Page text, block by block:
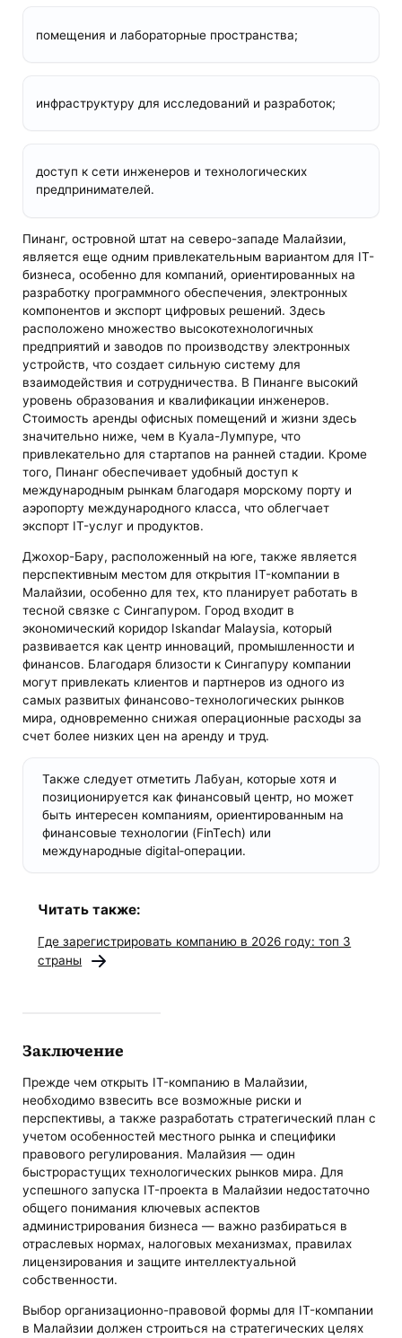
помещения и лабораторные пространства;
инфраструктуру для исследований и разработок;
доступ к сети инженеров и технологических
предпринимателей.
Пинанг, островной штат на северо-западе Малайзии,
является еще одним привлекательным вариантом для IT-
бизнеса, особенно для компаний, ориентированных на
разработку программного обеспечения, электронных
компонентов и экспорт цифровых решений. Здесь
расположено множество высокотехнологичных
предприятий и заводов по производству электронных
устройств, что создает сильную систему для
взаимодействия и сотрудничества. В Пинанге высокий
уровень образования и квалификации инженеров.
Стоимость аренды офисных помещений и жизни здесь
значительно ниже, чем в Куала-Лумпуре, что
привлекательно для стартапов на ранней стадии. Кроме
того, Пинанг обеспечивает удобный доступ к
международным рынкам благодаря морскому порту и
аэропорту международного класса, что облегчает
экспорт IT-услуг и продуктов.
Джохор-Бару, расположенный на юге, также является
перспективным местом для открытия IT-компании в
Малайзии, особенно для тех, кто планирует работать в
тесной связке с Сингапуром. Город входит в
экономический коридор Iskandar Malaysia, который
развивается как центр инноваций, промышленности и
финансов. Благодаря близости к Сингапуру компании
могут привлекать клиентов и партнеров из одного из
самых развитых финансово-технологических рынков
мира, одновременно снижая операционные расходы за
счет более низких цен на аренду и труд.
Также следует отметить Лабуан, которые хотя и
позиционируется как финансовый центр, но может
быть интересен компаниям, ориентированным на
финансовые технологии (FinTech) или
международные digital‑операции.
Читать также:
Где зарегистрировать компанию в 2026 году: топ 3
страны
Заключение
Прежде чем открыть IT-компанию в Малайзии,
необходимо взвесить все возможные риски и
перспективы, а также разработать стратегический план с
учетом особенностей местного рынка и специфики
правового регулирования. Малайзия — один
быстрорастущих технологических рынков мира. Для
успешного запуска IT-проекта в Малайзии недостаточно
общего понимания ключевых аспектов
администрирования бизнеса — важно разбираться в
отраслевых нормах, налоговых механизмах, правилах
лицензирования и защите интеллектуальной
собственности.
Выбор организационно-правовой формы для IT-компании
в Малайзии должен строиться на стратегических целях